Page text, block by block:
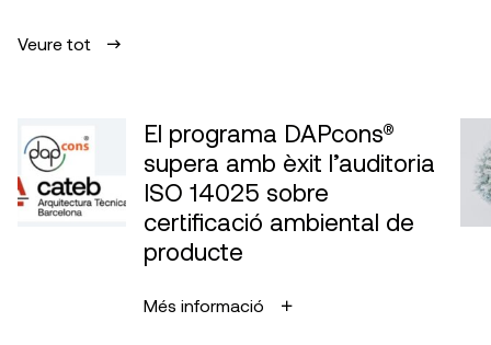
Veure tot
El programa DAPcons®
supera amb èxit l’auditoria
ISO 14025 sobre
certificació ambiental de
producte
Més informació